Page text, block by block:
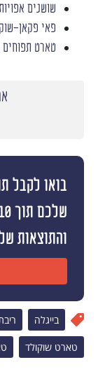
שושנים
פאי פקאן-
טארט תפוחים
בואו לקבל
והתוצאות
בייגלה
טארט שוקולד